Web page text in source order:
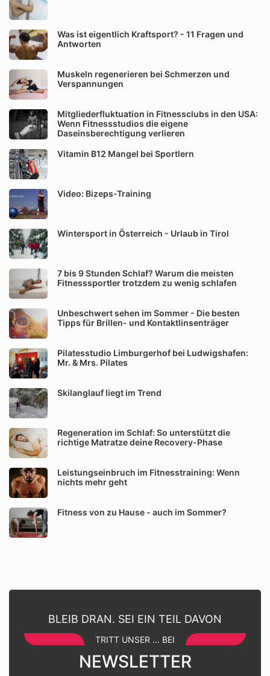
Was ist eigentlich Kraftsport? - 11 Fragen und
Antworten
Muskeln regenerieren bei Schmerzen und
Verspannungen
Mitgliederfluktuation in Fitnessclubs in den USA:
Wenn Fitnessstudios die eigene
Daseinsberechtigung verlieren
Vitamin B12 Mangel bei Sportlern
Video: Bizeps-Training
Wintersport in Österreich - Urlaub in Tirol
7 bis 9 Stunden Schlaf? Warum die meisten
Fitnesssportler trotzdem zu wenig schlafen
Unbeschwert sehen im Sommer - Die besten
Tipps für Brillen- und Kontaktlinsenträger
Pilatesstudio Limburgerhof bei Ludwigshafen:
Mr. & Mrs. Pilates
Skilanglauf liegt im Trend
Regeneration im Schlaf: So unterstützt die
richtige Matratze deine Recovery-Phase
Leistungseinbruch im Fitnesstraining: Wenn
nichts mehr geht
Fitness von zu Hause - auch im Sommer?
BLEIB DRAN. SEI EIN TEIL DAVON
TRITT UNSER ... BEI
NEWSLETTER